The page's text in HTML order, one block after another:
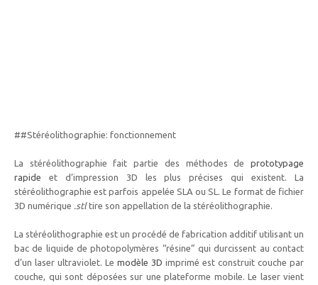
##Stéréolithographie: fonctionnement
La stéréolithographie fait partie des méthodes de prototypage
rapide et d’impression 3D les plus précises qui existent. La
stéréolithographie est parfois appelée SLA ou SL. Le format de fichier
3D numérique .stltire son appellation de la stéréolithographie.
La stéréolithographie est un procédé de fabrication additif utilisant un
bac de liquide de photopolymères “résine” qui durcissent au contact
d’un laser ultraviolet. Le modèle 3D imprimé est construit couche par
couche, qui sont déposées sur une plateforme mobile. Le laser vient